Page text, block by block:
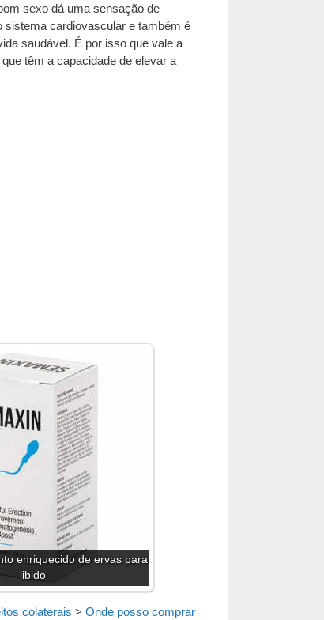
sexo dá uma sensação de
sistema cardiovascular e também é
saudável. É por isso que vale a
têm a capacidade de elevar a
enriquecido de ervas para
libido
colaterais > Onde posso comprar